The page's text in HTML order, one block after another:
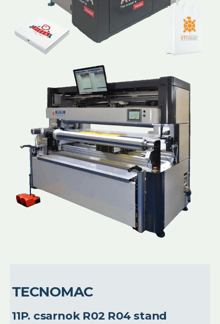
TECNOMAC
11P. csarnok R02 R04 stand